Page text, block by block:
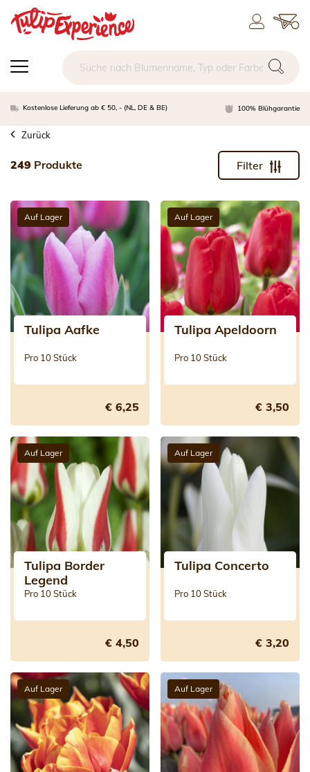
Kostenlose Lieferung ab € 50, - (NL, DE & BE) 100% Blühgarantie
Zurück
249 Produkte Filter
Auf Lager
Tulipa Aafke
Pro 10 Stück
€ 6,25
Auf Lager
Tulipa Apeldoorn
Pro 10 Stück
€ 3,50
Auf Lager
Tulipa Border
Legend
Pro 10 Stück
€ 4,50
Auf Lager
Tulipa Concerto
Pro 10 Stück
€ 3,20
Auf Lager Auf Lager